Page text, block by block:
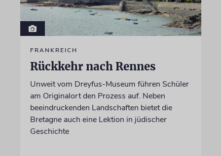
FRANKREICH
Rückkehr nach Rennes
Unweit vom Dreyfus-Museum führen Schüler
am Originalort den Prozess auf. Neben
beeindruckenden Landschaften bietet die
Bretagne auch eine Lektion in jüdischer
Geschichte